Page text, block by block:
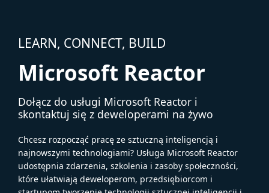
LEARN, CONNECT, BUILD
Microsoft Reactor
Dołącz do usługi Microsoft Reactor i
skontaktuj się z deweloperami na żywo
Chcesz rozpocząć pracę ze sztuczną inteligencją i
najnowszymi technologiami? Usługa Microsoft Reactor
udostępnia zdarzenia, szkolenia i zasoby społeczności,
które ułatwiają deweloperom, przedsiębiorcom i